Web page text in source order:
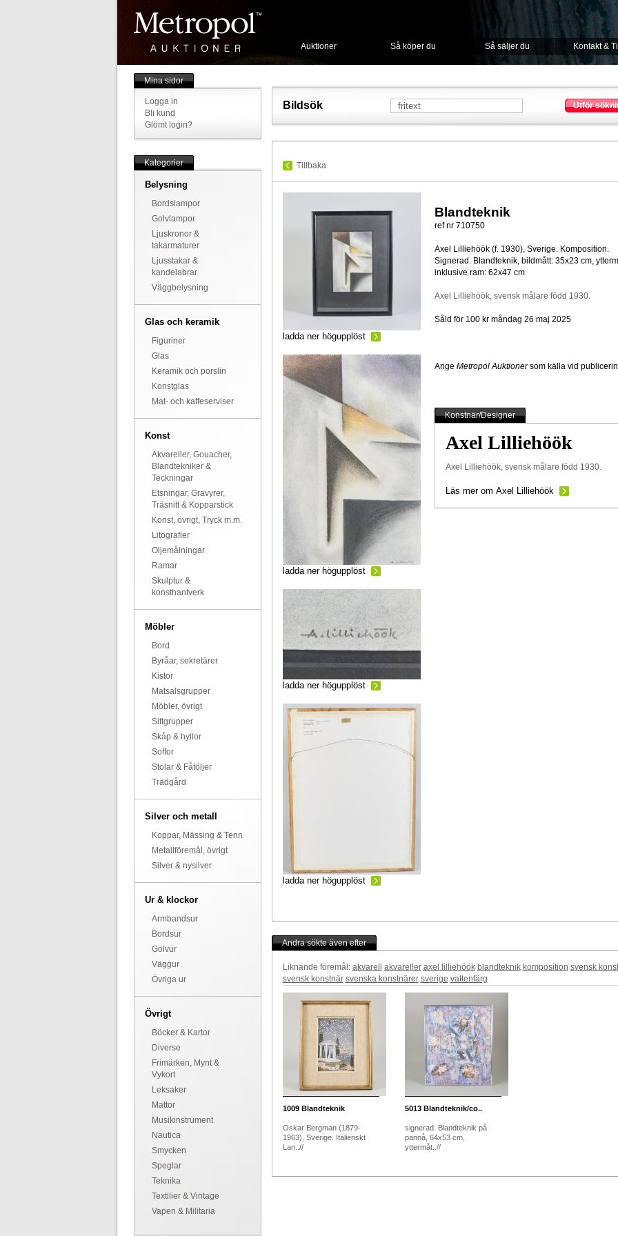
Auktioner Så köper du Så säljer du Kontakt &
Mina sidor
Logga in
Bli kund
Glömt login?
Kategorier
Belysning
Bordslampor
Golvlampor
Ljuskronor &
takarmaturer
Ljusstakar &
kandelabrar
Väggbelysning
Glas och keramik
Figuriner
Glas
Keramik och porslin
Konstglas
Mat- och kaffeserviser
Konst
Akvareller, Gouacher,
Blandtekniker &
Teckningar
Etsningar, Gravyrer,
Träsnitt & Kopparstick
Konst, övrigt, Tryck m.m.
Litografier
Oljemålningar
Ramar
Skulptur &
konsthantverk
Möbler
Bord
Byråar, sekretärer
Kistor
Matsalsgrupper
Möbler, övrigt
Sittgrupper
Skåp & hyllor
Soffor
Stolar & Fåtöljer
Trädgård
Silver och metall
Koppar, Mässing & Tenn
Metallföremål, övrigt
Silver & nysilver
Ur & klockor
Armbandsur
Bordsur
Golvur
Väggur
Övriga ur
Övrigt
Böcker & Kartor
Diverse
Frimärken, Mynt &
Vykort
Leksaker
Mattor
Musikinstrument
Nautica
Smycken
Speglar
Teknika
Textilier & Vintage
Vapen & Militaria
Bildsök Utför
Tillbaka
ladda ner högupplöst
ladda ner högupplöst
ladda ner högupplöst
ladda ner högupplöst
Blandteknik
ref nr 710750
Axel Lilliehöök (f. 1930), Sverige. Komposition.
Signerad. Blandteknik, bildmått: 35x23 cm,
inklusive ram: 62x47 cm
Axel Lilliehöök, svensk målare född 1930.
Såld för 100 krmåndag 26 maj 2025
Ange Metropol Auktionersom källa vid
Konstnär/Designer
Axel Lilliehöök
Axel Lilliehöök, svensk målare född 1930.
Läs mer om Axel Lilliehöök
Andra sökte även efter
Liknande föremål: akvarell akvareller axel lilliehöök blandteknik komposition svensk konst
svensk konstnär svenska konstnärer sverige vattenfärg
1009Blandteknik
Oskar Bergman (1879-
1963), Sverige. Italienskt
Lan..//
5013Blandteknik/co..
signerad. Blandteknik på
pannå, 64x53 cm,
yttermåt..//